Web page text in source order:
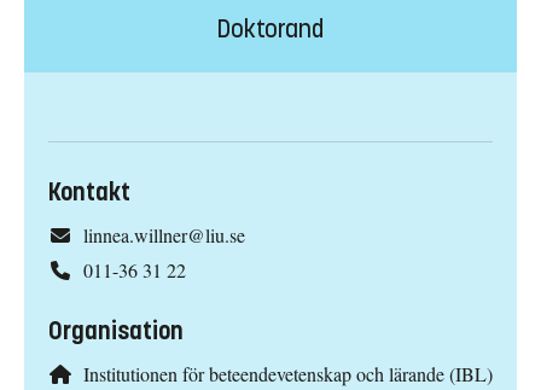
Doktorand
Kontakt
linnea.willner@liu.se
011-36 31 22
Organisation
Institutionen för beteendevetenskap och lärande (IBL)